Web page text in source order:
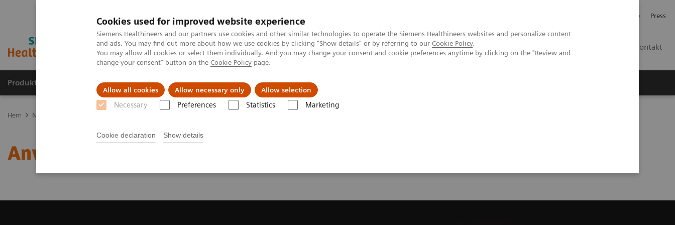
Cookies used for improved website experience
Siemens Healthineers and our partners use cookies and other similar technologies to operate the Siemens Healthineers websites and personalize content
and ads. You may find out more about how we use cookies by clicking "Show details" or by referring to our Cookie Policy.
You may allow all cookies or select them individually. And you may change your consent and cookie preferences anytime by clicking on the "Review and
change your consent" button on the Cookie Policy page.
Allow all cookies Allow necessary only Allow selection
Necessary Preferences Statistics Marketing
Cookie declaration Show details
Investerare Press
Kontakt
Produkter och lösningar Kliniska specialiteter Support och dokumentation
Hem Nyheter och events
Användarmöte